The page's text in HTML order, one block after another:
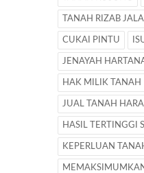
TANAH RIZAB
CUKAI PINTU
JENAYAH
HAK MILIK TANAH
JUAL TANAH
HASIL TERTINGGI
KEPERLUAN